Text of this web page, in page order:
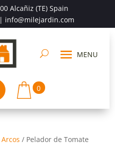
Alcañiz (TE) Spain
0
Arcos / Pelador de Tomate